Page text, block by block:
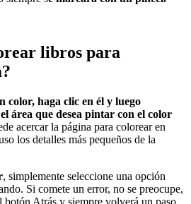
libros para
color, haga clic en él y luego
área que desea pintar con el color
acercar la página para colorear en
los detalles más pequeños de la
, simplemente seleccione una opción
Si comete un error, no se preocupe,